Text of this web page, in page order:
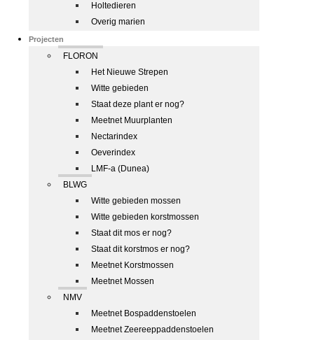
Holtedieren
Overig marien
Projecten
FLORON
Het Nieuwe Strepen
Witte gebieden
Staat deze plant er nog?
Meetnet Muurplanten
Nectarindex
Oeverindex
LMF-a (Dunea)
BLWG
Witte gebieden mossen
Witte gebieden korstmossen
Staat dit mos er nog?
Staat dit korstmos er nog?
Meetnet Korstmossen
Meetnet Mossen
NMV
Meetnet Bospaddenstoelen
Meetnet Zeereeppaddenstoelen